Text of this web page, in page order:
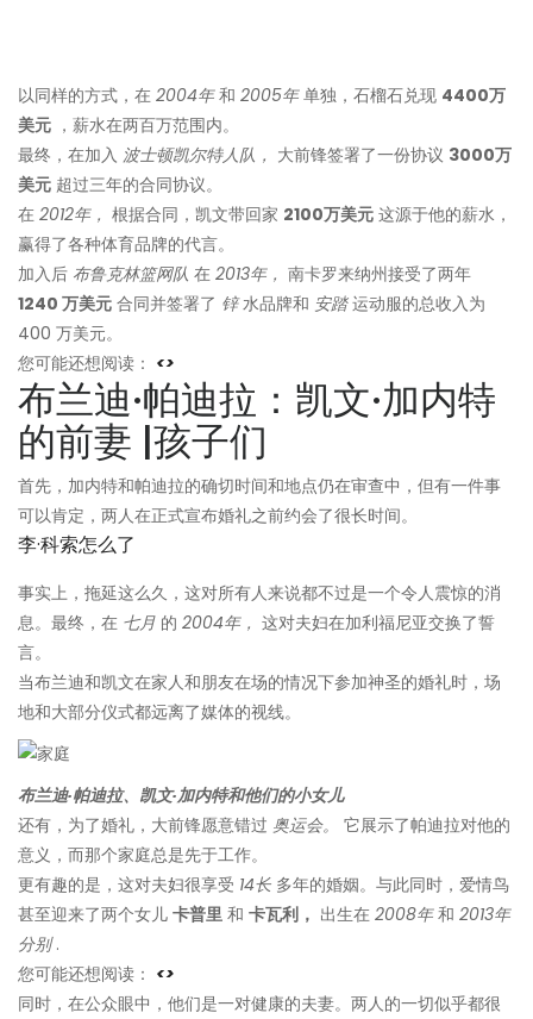
以同样的方式，在 2004年和 2005年单独，石榴石兑现 4400万
美元 ，薪水在两百万范围内。
最终，在加入 波士顿凯尔特人队， 大前锋签署了一份协议 3000万
美元 超过三年的合同协议。
在 2012年， 根据合同，凯文带回家 2100万美元 这源于他的薪水，
赢得了各种体育品牌的代言。
加入后 布鲁克林篮网队 在 2013年， 南卡罗来纳州接受了两年
1240 万美元 合同并签署了 锌水品牌和 安踏运动服的总收入为
400 万美元。
您可能还想阅读： <>
布兰迪·帕迪拉：凯文·加内特
的前妻 |孩子们
首先，加内特和帕迪拉的确切时间和地点仍在审查中，但有一件事
可以肯定，两人在正式宣布婚礼之前约会了很长时间。
李·科索怎么了
事实上，拖延这么久，这对所有人来说都不过是一个令人震惊的消
息。最终，在 七月 的 2004年， 这对夫妇在加利福尼亚交换了誓
言。
当布兰迪和凯文在家人和朋友在场的情况下参加神圣的婚礼时，场
地和大部分仪式都远离了媒体的视线。
布兰迪·帕迪拉、凯文·加内特和他们的小女儿
还有，为了婚礼，大前锋愿意错过 奥运会。
它展示了帕迪拉对他的
意义，而那个家庭总是先于工作。
更有趣的是，这对夫妇很享受 14长 多年的婚姻。与此同时，爱情鸟
甚至迎来了两个女儿 卡普里 和 卡瓦利， 出生在 2008年和 2013年
分别.
您可能还想阅读： <>
同时，在公众眼中，他们是一对健康的夫妻。两人的一切似乎都很